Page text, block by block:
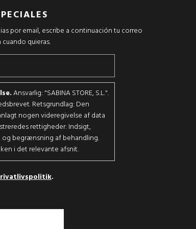
por email, escribe a continuación tu correo
quieras.
Ansvarlig: "SABINA STORE, S.L.".
Retsgrundlag: Den
nogen videregivelse af data
rettigheder: Indsigt,
begrænsning af behandling.
i det relevante afsnit.
.